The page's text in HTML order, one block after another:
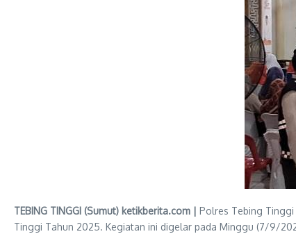
TEBING TINGGI (Sumut) ketikberita.com | Polres Tebing Tinggi
Tinggi Tahun 2025. Kegiatan ini digelar pada Minggu (7/9/